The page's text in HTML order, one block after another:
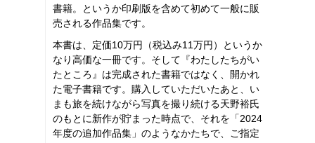
書籍。というか印刷版を含めて初めて一般に販
売される作品集です。
本書は、定価10万円（税込み11万円）というか
なり高価な一冊です。そして『わたしたちがい
たところ』は完成された書籍ではなく、開かれ
た電子書籍です。購入していただいたあと、い
まも旅を続けながら写真を撮り続ける天野裕氏
のもとに新作が貯まった時点で、それを「2024
年度の追加作品集」のようなかたちで、ご指定